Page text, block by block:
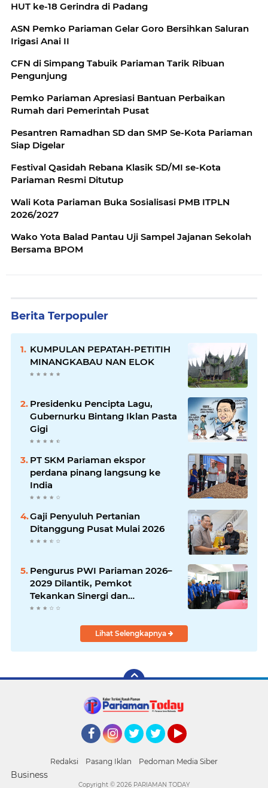
HUT ke-18 Gerindra di Padang
ASN Pemko Pariaman Gelar Goro Bersihkan Saluran
Irigasi Anai II
CFN di Simpang Tabuik Pariaman Tarik Ribuan
Pengunjung
Pemko Pariaman Apresiasi Bantuan Perbaikan
Rumah dari Pemerintah Pusat
Pesantren Ramadhan SD dan SMP Se-Kota Pariaman
Siap Digelar
Festival Qasidah Rebana Klasik SD/MI se-Kota
Pariaman Resmi Ditutup
Wali Kota Pariaman Buka Sosialisasi PMB ITPLN
2026/2027
Wako Yota Balad Pantau Uji Sampel Jajanan Sekolah
Bersama BPOM
Berita Terpopuler
KUMPULAN PEPATAH-PETITIH
MINANGKABAU NAN ELOK
Presidenku Pencipta Lagu,
Gubernurku Bintang Iklan Pasta
Gigi
PT SKM Pariaman ekspor
perdana pinang langsung ke
India
Gaji Penyuluh Pertanian
Ditanggung Pusat Mulai 2026
Pengurus PWI Pariaman 2026–
2029 Dilantik, Pemkot
Tekankan Sinergi dan
Profesionalisme Pers
Lihat Selengkapnya
Redaksi Pasang Iklan Pedoman Media Siber
Business
Copyright © 2026 PARIAMAN TODAY